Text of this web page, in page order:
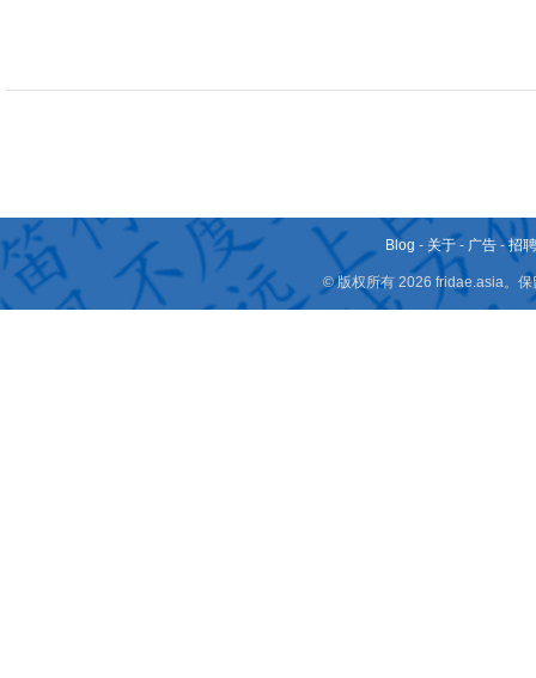
Blog - 关于 - 广告 -招
© 版权所有 2026 fridae.asia。